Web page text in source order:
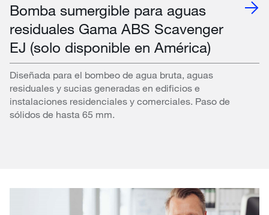
Bomba sumergible para aguas
residuales Gama ABS Scavenger
EJ (solo disponible en América)
Diseñada para el bombeo de agua bruta, aguas
residuales y sucias generadas en edificios e
instalaciones residenciales y comerciales. Paso de
sólidos de hasta 65 mm.